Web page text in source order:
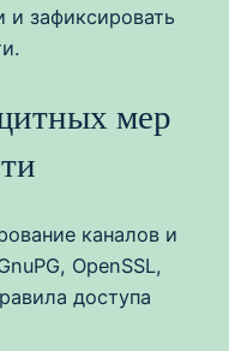
и зафиксировать
мер
каналов и
OpenSSL,
доступа